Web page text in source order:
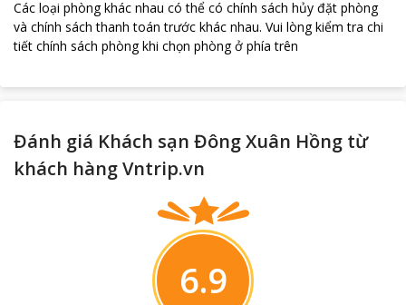
Các loại phòng khác nhau có thể có chính sách hủy đặt phòng
và chính sách thanh toán trước khác nhau. Vui lòng kiểm tra chi
tiết chính sách phòng khi chọn phòng ở phía trên
Đánh giá Khách sạn Đông Xuân Hồng từ
khách hàng Vntrip.vn
6.9